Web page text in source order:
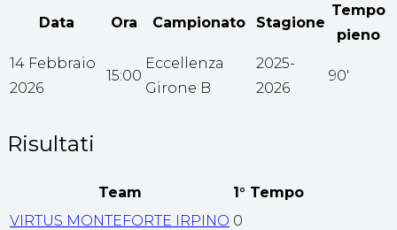
Data Ora Campionato Stagione
Tempo
pieno
14 Febbraio
2026
15:00
Eccellenza
Girone B
2025-
2026
90'
Risultati
Team
1° Tempo
VIRTUS MONTEFORTE IRPINO 0